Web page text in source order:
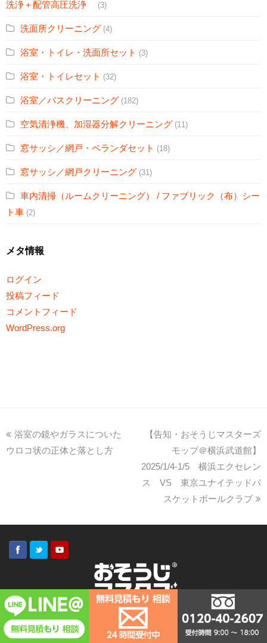
洗浄＋配管高圧洗浄
(3)
洗面所クリーニング (4)
浴室・トイレ・洗面所セット (3)
浴室・トイレセット (32)
浴室／バスクリーニング (182)
空気清浄機、加湿器分解クリーニング (11)
窓サッシ／網戸・ベランダセット (18)
窓サッシ／網戸クリーニング (31)
車内清掃（ルームクリーニング） / ファブリック（布）シー
ト車 (2)
メタ情報
ログイン
投稿フィード
コメントフィード
WordPress.org
浴室の鏡やガラスについた
ウロコ状の正体と落とし方
【告知・おそうじマスターズ
モップ＠横浜武道館】
2025/1/4-1/5 横浜エクセレン
ス VS 東京ユナイテッドバ
スケットボールクラブ